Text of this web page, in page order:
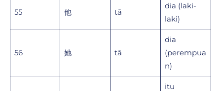
55 他 tā
dia (laki-
laki)
56 她 tā
dia
(perempua
n)
itu